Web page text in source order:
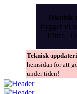
Teknisk
bygger vi
bättre.
Teknisk
hemsidan för att
under tiden!